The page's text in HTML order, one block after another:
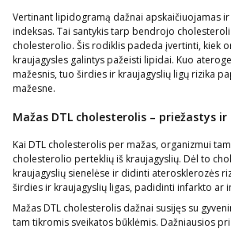
Vertinant lipidogramą dažnai apskaičiuojamas
indeksas. Tai santykis tarp bendrojo
cholesterolio. Šis rodiklis padeda įvertinti, kiek
kraujagysles galintys pažeisti lipidai. Kuo
mažesnis, tuo širdies ir kraujagyslių ligų rizika
mažesne.
Mažas DTL cholesterolis – priežastys ir
Kai DTL cholesterolis per mažas, organizmui
cholesterolio perteklių iš kraujagyslių. Dėl to
kraujagyslių sienelėse ir didinti aterosklerozės
širdies ir kraujagyslių ligas, padidinti infarkto ar
Mažas DTL cholesterolis dažnai susijęs su
tam tikromis sveikatos būklėmis. Dažniausios